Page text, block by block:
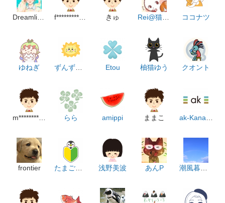
Dreamliner_Hikaru f***********************m きゅ Rei@猫のよりこ ココナツ
ゆねぎ ずんずんどこどこ Etou 柚猫ゆう クオント
m***************m らら amippi ままこ
frontier たまごぼーろ 浅野美波 あんP